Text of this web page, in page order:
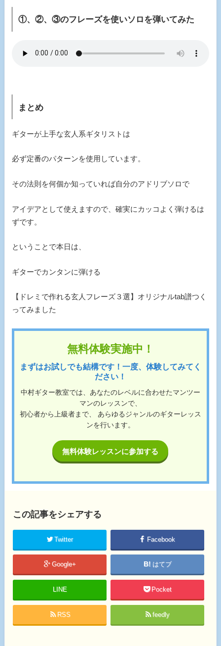
①、②、③のフレーズを使いソロを弾いてみた
まとめ
ギターが上手な玄人系ギタリストは
必ず定番のパターンを使用しています。
その法則を何個か知っていれば自分のアドリブソロで
アイデアとして使えますので、確実にカッコよく弾けるは
ずです。
ということで本日は、
ギターでカンタンに弾ける
【ドレミで作れる玄人フレーズ３選】オリジナルtab譜つく
ってみました
無料体験実施中！
まずはお試しでも結構です！一度、体験してみてく
ださい！
中村ギター教室では、あなたのレベルに合わせたマンツー
マンのレッスンで、
初心者から上級者まで、 あらゆるジャンルのギターレッス
ンを行います。
無料体験レッスンに参加する
この記事をシェアする
Twitter Facebook
Google+ はてブ
LINE Pocket
RSS feedly